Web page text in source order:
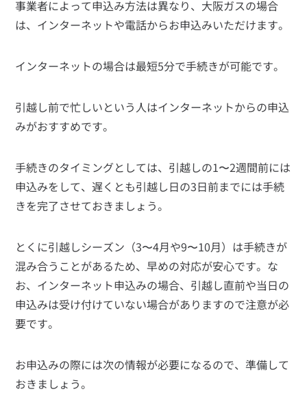
事業者によって申込み方法は異なり、大阪ガスの場合
は、インターネットや電話からお申込みいただけます。
インターネットの場合は最短5分で手続きが可能です。
引越し前で忙しいという人はインターネットからの申込
みがおすすめです。
手続きのタイミングとしては、引越しの1〜2週間前には
申込みをして、遅くとも引越し日の3日前までには手続
きを完了させておきましょう。
とくに引越しシーズン（3〜4月や9〜10月）は手続きが
混み合うことがあるため、早めの対応が安心です。な
お、インターネット申込みの場合、引越し直前や当日の
申込みは受け付けていない場合がありますので注意が必
要です。
お申込みの際には次の情報が必要になるので、準備して
おきましょう。